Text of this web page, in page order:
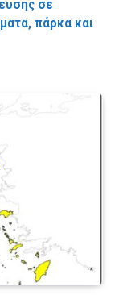
σε
πάρκα και